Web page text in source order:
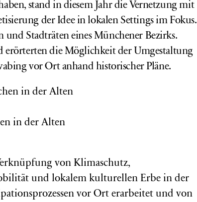
stand in diesem Jahr die Vernetzung mit
der Idee in lokalen Settings im Fokus.
Stadträten eines Münchener Bezirks.
erörterten die Möglichkeit der Umgestaltung
vor Ort anhand historischer Pläne.
in der Alten
von Klimaschutz,
und lokalem kulturellen Erbe in der
vor Ort erarbeitet und von